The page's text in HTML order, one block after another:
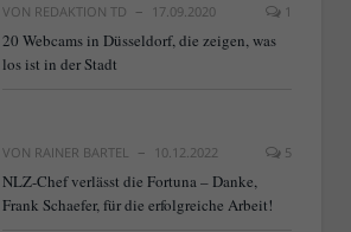
VON REDAKTION TD 17.09.2020 1
20 Webcams in Düsseldorf, die zeigen, was
los ist in der Stadt
VON RAINER BARTEL 10.12.2022 5
NLZ-Chef verlässt die Fortuna – Danke,
Frank Schaefer, für die erfolgreiche Arbeit!